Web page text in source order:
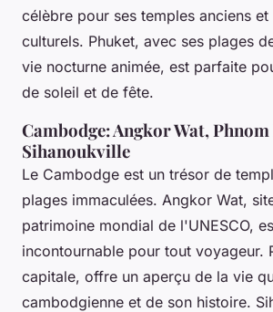
célèbre pour ses temples anciens
culturels. Phuket, avec ses plages
vie nocturne animée, est parfaite
de soleil et de fête.
Cambodge: Angkor Wat, Phnom
Sihanoukville
Le Cambodge est un trésor de
plages immaculées. Angkor Wat,
patrimoine mondial de l'UNESCO,
incontournable pour tout voyageur.
capitale, offre un aperçu de la vie
cambodgienne et de son histoire.